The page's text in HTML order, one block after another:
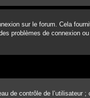
sur le forum. Cela
problèmes de connexion
de contrôle de l’utilisateur ;